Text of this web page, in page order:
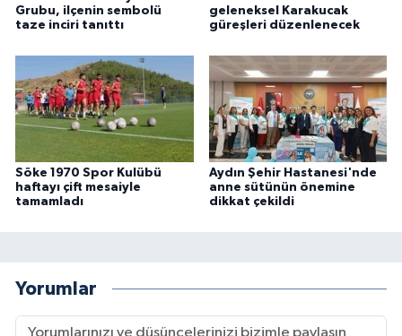
Grubu, ilçenin sembolü
taze inciri tanıttı
geleneksel Karakucak
güreşleri düzenlenecek
Söke 1970 Spor Kulübü
haftayı çift mesaiyle
tamamladı
Aydın Şehir Hastanesi'nde
anne sütünün önemine
dikkat çekildi
Yorumlar